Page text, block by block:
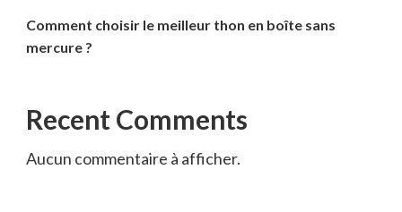
Comment choisir le meilleur thon en boîte sans
mercure ?
Recent Comments
Aucun commentaire à afficher.